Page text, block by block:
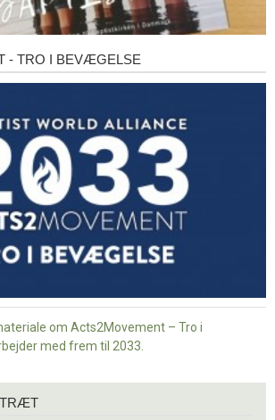
- TRO I BEVÆGELSE
om Acts2Movement – Tro i
med frem til 2033.